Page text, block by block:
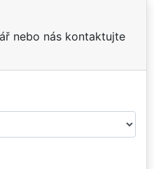
nebo nás kontaktujte